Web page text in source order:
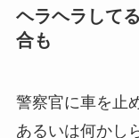
ヘラヘラして
合も
警察官に車を止
あるいは何かし